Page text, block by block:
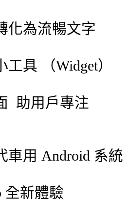
化為流暢文字
具 （Widget）
助用戶專注
車用 Android 系
全新體驗